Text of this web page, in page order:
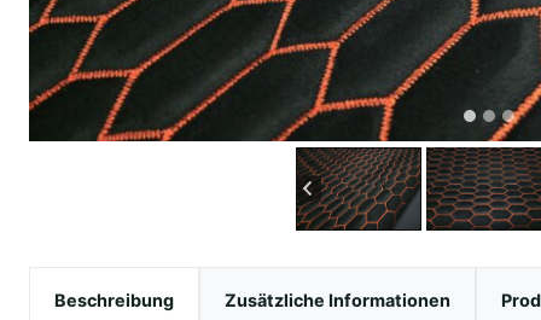
Beschreibung Zusätzliche Informationen